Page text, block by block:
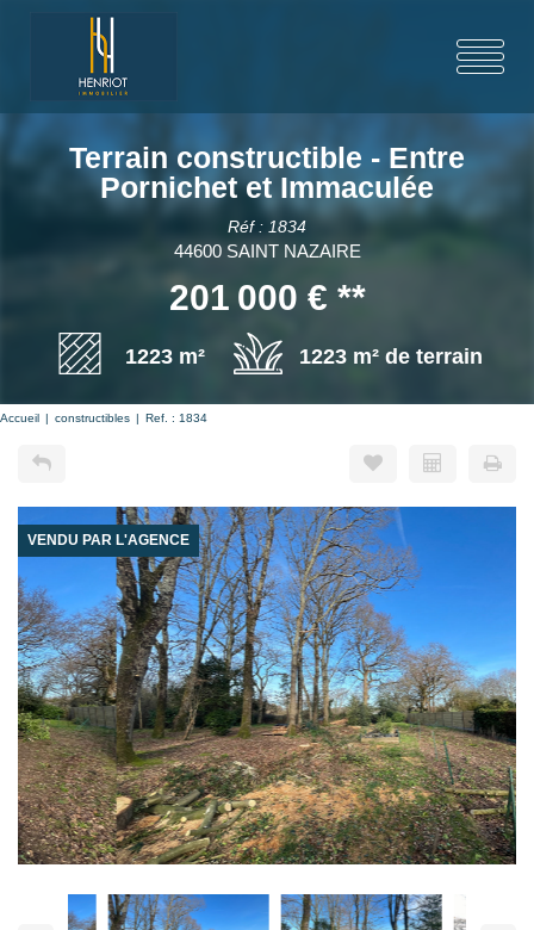
Terrain constructible - Entre
Pornichet et Immaculée
Réf : 1834
44600 SAINT NAZAIRE
201 000 € **
1223 m² 1223 m² de terrain
Accueil constructibles Ref. : 1834
VENDU PAR L'AGENCE